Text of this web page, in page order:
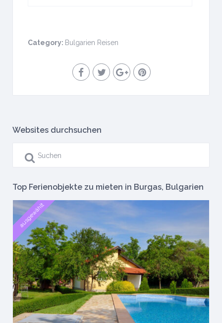
Category: Bulgarien Reisen
Websites durchsuchen
Top Ferienobjekte zu mieten in Burgas, Bulgarien
ausgewählt